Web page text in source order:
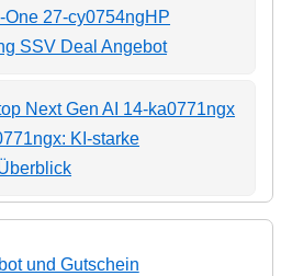
HP
SSV Deal Angebot
KI-starke